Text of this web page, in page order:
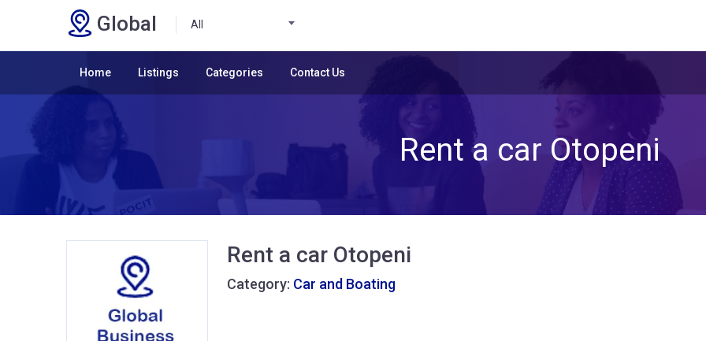
Global All
Home Listings Categories Contact Us
Rent a car Otopeni
Rent a car Otopeni
Category: Car and Boating